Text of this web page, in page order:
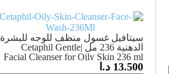
سيتافيل غسول منظف للوجه للبشرة
الدهنية 236 مل |Cetaphil Gentle
Facial Cleanser for Oily Skin 236 ml
13.500 د.ا